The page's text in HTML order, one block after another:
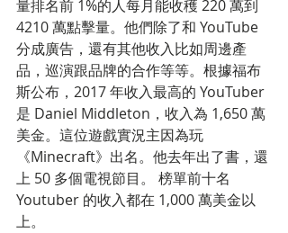
量排名前 1%的人每月能收穫 220 萬到
4210 萬點擊量。他們除了和 YouTube
分成廣告，還有其他收入比如周邊產
品，巡演跟品牌的合作等等。根據福布
斯公布，2017 年收入最高的 YouTuber
是 Daniel Middleton，收入為 1,650 萬
美金。這位遊戲實況主因為玩
《Minecraft》出名。他去年出了書，還
上 50 多個電視節目。 榜單前十名
Youtuber 的收入都在 1,000 萬美金以
上。